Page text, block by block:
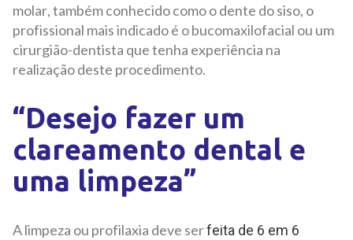
molar, também conhecido como o dente do siso, o
profissional mais indicado é o bucomaxilofacial ou um
cirurgião-dentista que tenha experiência na
realização deste procedimento.
“Desejo fazer um
clareamento dental e
uma limpeza”
A limpeza ou profilaxia deve serfeita de 6 em 6